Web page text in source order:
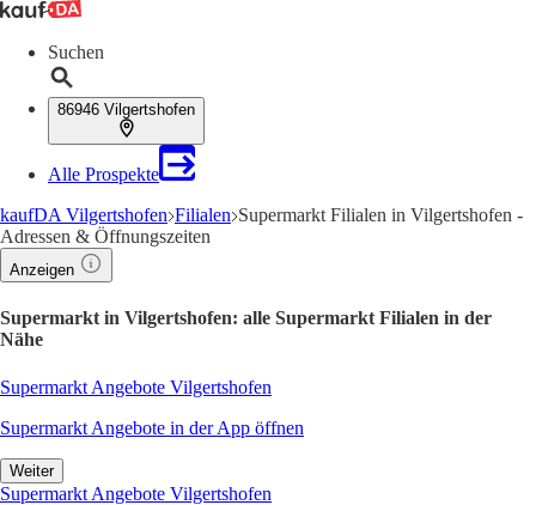
Suchen
86946 Vilgertshofen
Alle Prospekte
kaufDA Vilgertshofen Filialen Supermarkt Filialen in Vilgertshofen -
Adressen & Öffnungszeiten
Anzeigen
Supermarkt in Vilgertshofen: alle Supermarkt Filialen in der
Nähe
Supermarkt Angebote Vilgertshofen
Supermarkt Angebote in der App öffnen
Weiter
Supermarkt Angebote Vilgertshofen